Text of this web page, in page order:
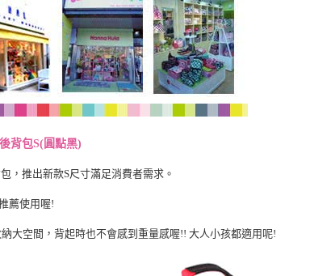
背包S(圓點黑)
，推出新款S尺寸滿足消費者需求。
薦使用喔!
大空間，背起時也不會感到重量感喔!! 大人小孩都適用呢!